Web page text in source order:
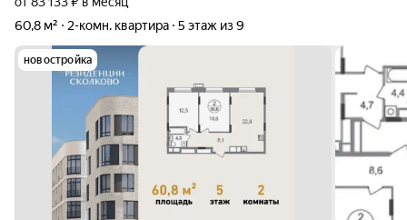
60,8 м²
2-комн. квартира 5 этаж из 9
новостройка